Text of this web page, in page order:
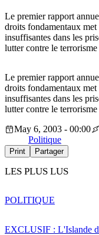
Le premier rapport
droits fondamentaux
insuffisantes dans les
lutter contre le
Le premier rapport
droits fondamentaux
insuffisantes dans les
lutter contre le
May 6, 2003 - 00:00
Politique
Print Partager
LES PLUS LUS
EXCLUSIF : L'Islande
POLITIQUE